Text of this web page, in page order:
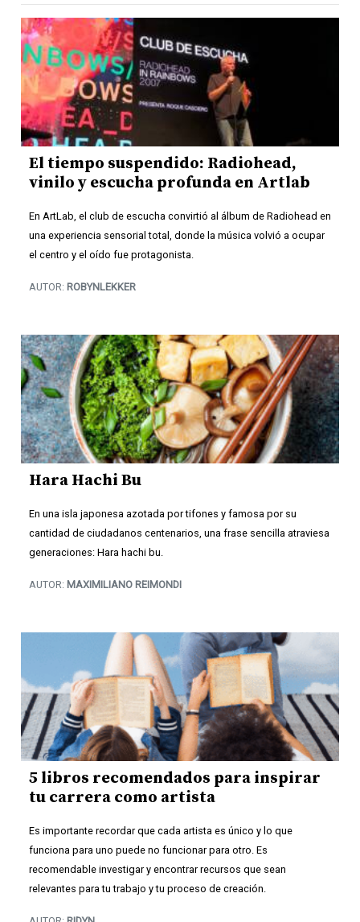
El tiempo suspendido: Radiohead,
vinilo y escucha profunda en Artlab
En ArtLab, el club de escucha convirtió al álbum de Radiohead en
una experiencia sensorial total, donde la música volvió a ocupar
el centro y el oído fue protagonista.
AUTOR: ROBYNLEKKER
Hara Hachi Bu
En una isla japonesa azotada por tifones y famosa por su
cantidad de ciudadanos centenarios, una frase sencilla atraviesa
generaciones: Hara hachi bu.
AUTOR: MAXIMILIANO REIMONDI
5 libros recomendados para inspirar
tu carrera como artista
Es importante recordar que cada artista es único y lo que
funciona para uno puede no funcionar para otro. Es
recomendable investigar y encontrar recursos que sean
relevantes para tu trabajo y tu proceso de creación.